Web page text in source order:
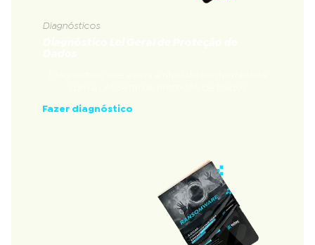
Diagnósticos
Fazer diagnóstico